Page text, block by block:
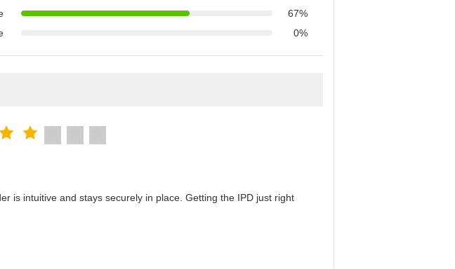
67%
0%
is intuitive and stays securely in place. Getting the IPD just right